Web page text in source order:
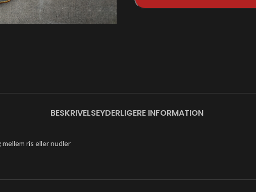
BESKRIVELSEYDERLIGERE INFORMATION
ris eller nudler